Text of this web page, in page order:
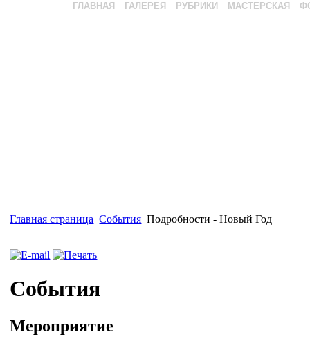
ГЛАВНАЯ ГАЛЕРЕЯ РУБРИКИ МАСТЕРСКАЯ
Главная страница События Подробности - Новый Год
События
Мероприятие